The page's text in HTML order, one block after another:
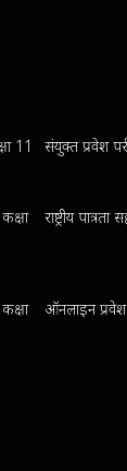
11 संयुक्त प्रवेश
कक्षा
राष्ट्रीय
कक्षा
ऑनलाइन प्रवेश